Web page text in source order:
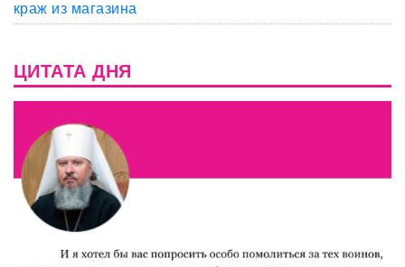
краж из магазина
ЦИТАТА ДНЯ